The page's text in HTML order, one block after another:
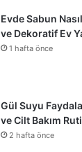
Evde Sabun
ve Dekoratif Ev
1 hafta önce
Gül Suyu
ve Cilt Bakım
2 hafta önce